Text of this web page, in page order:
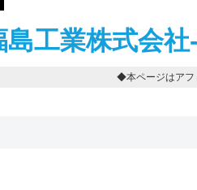
島工業株式会
◆本ページはアフ